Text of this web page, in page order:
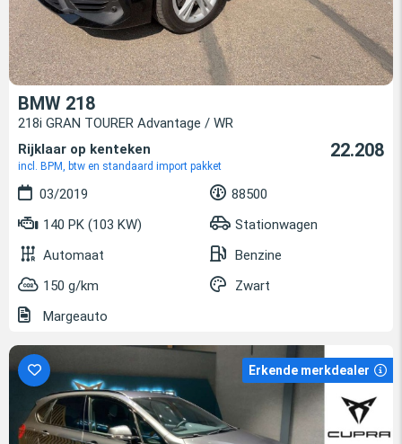
BMW 218
218i GRAN TOURER Advantage / WR
Rijklaar op kenteken
incl. BPM, btw en standaard import pakket
22.208
03/2019
88500
140 PK (103 KW)
Stationwagen
Automaat
Benzine
150 g/km
Zwart
Margeauto
Erkende merkdealer